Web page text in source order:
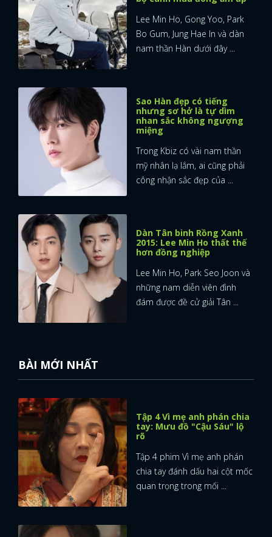
FACEBOOK GOOGLE
Lee Min Ho, Gong Yoo, Park
Bo Gum, Jung Hae In và dàn
nam thần Hàn dưới đây ...
Sao Hàn đẹp có tiếng
nhưng sơ hở là tự dìm
nhan sắc không ngượng
miệng
Trong Kbiz có vài nam thần
mỹ nhân lạ lắm, ai cũng phải
công nhận sắc đẹp của ...
Dàn Tân binh Rồng Xanh
2015: Lee Min Ho thất thế
hơn đồng nghiệp
Lee Min Ho, Park Seo Joon và
những nam diễn viên đình
đám được đề cử giải Tân ...
BÀI MỚI NHẤT
Tập 4 Vì mẹ anh phán chia
tay: Mưu đồ "Cậu Sáu" lộ
rõ
Tập 4 phim Vì mẹ anh phán
chia tay đánh dấu hai cột mốc
quan trọng trong mối ...